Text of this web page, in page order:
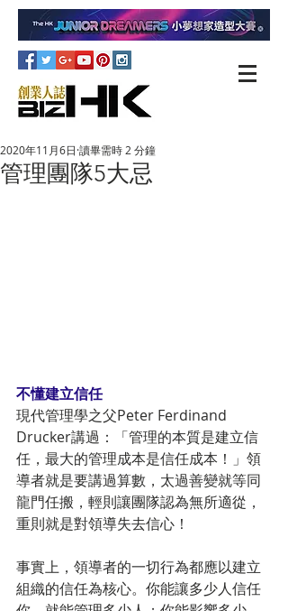
管理團隊5大忌
2020年11月6日 讀畢需時 2 分鐘
不懂建立信任
現代管理學之父Peter Ferdinand
Drucker講過：「管理的本質是建立信
任，最大的管理成本是信任成本！」領
導者就是要講過算數，太過善變就等同
龍門任搬，輕則讓團隊認為無所適從，
重則就是對領導失去信心！
事實上，領導者的一切行為都應以建立
組織的信任為核心。你能讓多少人信任